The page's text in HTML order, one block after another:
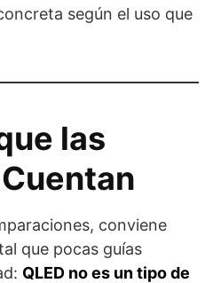
según el uso que
las
conviene
que pocas guías
QLED no es un tipo de